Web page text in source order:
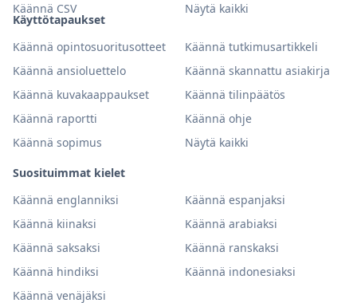
Käyttötapaukset
Käännä opintosuoritusotteet
Käännä tutkimusartikkeli
Käännä ansioluettelo
Käännä skannattu asiakirja
Käännä kuvakaappaukset
Käännä tilinpäätös
Käännä raportti
Käännä ohje
Käännä sopimus
Näytä kaikki
Suosituimmat kielet
Käännä englanniksi
Käännä espanjaksi
Käännä kiinaksi
Käännä arabiaksi
Käännä saksaksi
Käännä ranskaksi
Käännä hindiksi
Käännä indonesiaksi
Käännä venäjäksi
Käännä CSV
Näytä kaikki